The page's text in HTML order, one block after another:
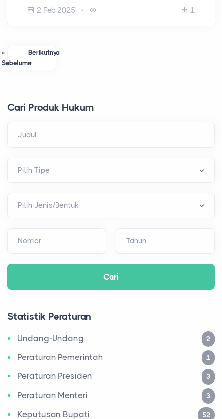
2 Feb 2025 1
«
Sebelumnya
Berikutnya
»
Cari Produk Hukum
Judul
Nomor Tahun
Statistik Peraturan
Undang-Undang 2
Peraturan Pemerintah 1
Peraturan Presiden 3
Peraturan Menteri 3
Keputusan Bupati 52